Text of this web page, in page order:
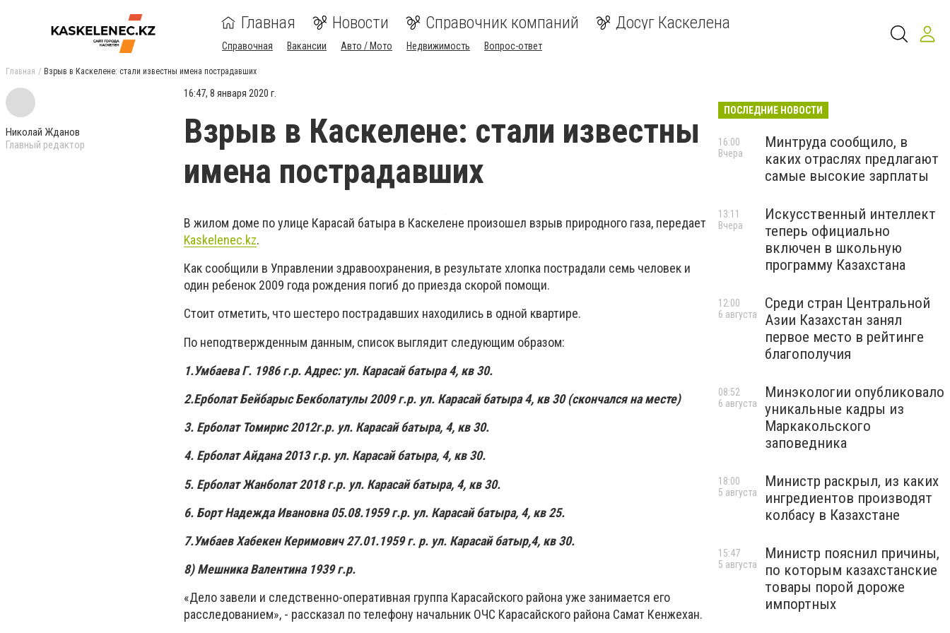
Главная Новости Справочник компаний Досуг Каскелена
Справочная Вакансии Авто / Мото Недвижимость Вопрос-ответ
Главная Взрыв в Каскелене: стали известны имена пострадавших
Николай Жданов
Главный редактор
16:47, 8 января 2020 г.
Взрыв в Каскелене: стали известны
имена пострадавших
В жилом доме по улице Карасай батыра в Каскелене произошел взрыв природного газа, передает
Kaskelenec.kz.
Как сообщили в Управлении здравоохранения, в результате хлопка пострадали семь человек и
один ребенок 2009 года рождения погиб до приезда скорой помощи.
Стоит отметить, что шестеро пострадавших находились в одной квартире.
По неподтвержденным данным, список выглядит следующим образом:
1.Умбаева Г. 1986 г.р. Адрес: ул. Карасай батыра 4, кв 30.
2.Ерболат Бейбарыс Бекболатулы 2009 г.р. ул. Карасай батыра 4, кв 30 (скончался на месте)
3. Ерболат Томирис 2012г.р. ул. Карасай батыра, 4, кв 30.
4. Ерболат Айдана 2013 г.р. ул. Карасай батыра, 4, кв 30.
5. Ерболат Жанболат 2018 г.р. ул. Карасай батыра, 4, кв 30.
6. Борт Надежда Ивановна 05.08.1959 г.р. ул. Карасай батыра, 4, кв 25.
7.Умбаев Хабекен Керимович 27.01.1959 г. р. ул. Карасай батыр,4, кв 30.
8) Мешника Валентина 1939 г.р.
«Дело завели и следственно-оперативная группа Карасайского района уже занимается его
расследованием», - рассказал по телефону начальник ОЧС Карасайского района Самат Кенжехан.
ПОСЛЕДНИЕ НОВОСТИ
Минтруда сообщило, в
каких отраслях предлагают
самые высокие зарплаты
16:00
Вчера
Искусственный интеллект
теперь официально
включен в школьную
программу Казахстана
13:11
Вчера
Среди стран Центральной
Азии Казахстан занял
первое место в рейтинге
благополучия
12:00
6 августа
Минэкологии опубликовало
уникальные кадры из
Маркакольского
заповедника
08:52
6 августа
Министр раскрыл, из каких
ингредиентов производят
колбасу в Казахстане
18:00
5 августа
Министр пояснил причины,
по которым казахстанские
товары порой дороже
импортных
15:47
5 августа